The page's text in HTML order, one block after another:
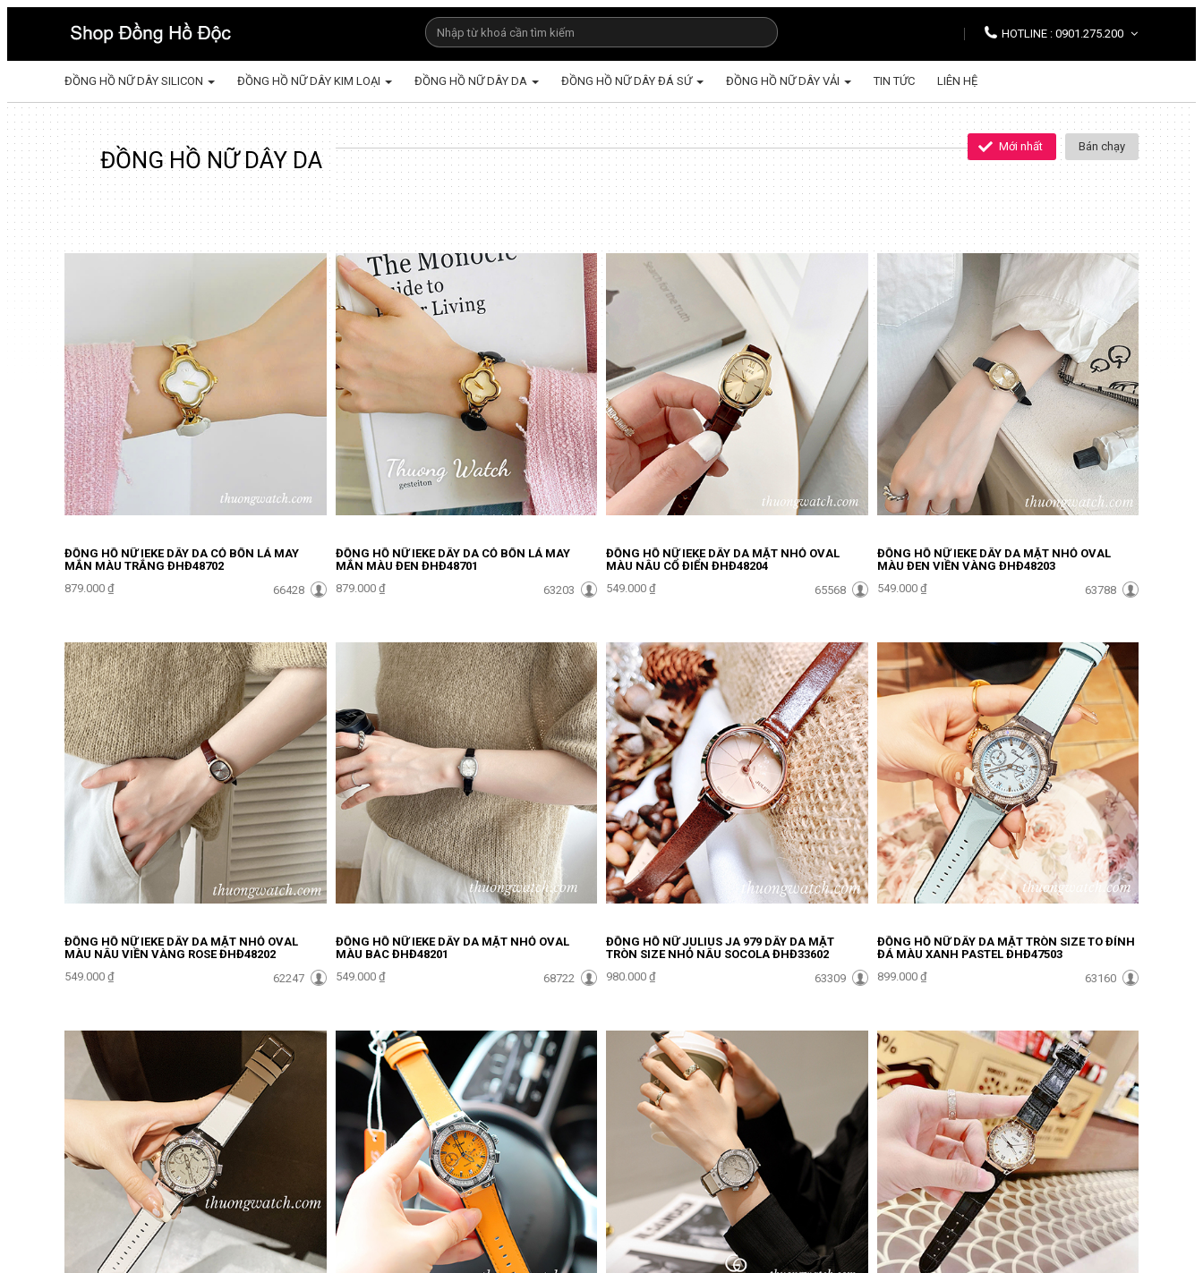
HOTLINE : 0901.275.200
ĐỒNG HỒ NỮ DÂY SILICON ĐỒNG HỒ NỮ DÂY KIM LOẠI ĐỒNG HỒ NỮ DÂY DA ĐỒNG HỒ NỮ DÂY ĐÁ SỨ ĐỒNG HỒ NỮ DÂY VẢI TIN TỨC LIÊN HỆ
ĐỒNG HỒ NỮ DÂY DA
Mới nhất Bán chạy
ĐỒNG HỒ NỮ IEKE DÂY DA CỎ BỐN LÁ MAY
MẮN MÀU TRẮNG ĐHĐ48702
879.000 ₫
66428
ĐỒNG HỒ NỮ IEKE DÂY DA CỎ BỐN LÁ MAY
MẮN MÀU ĐEN ĐHĐ48701
879.000 ₫
63203
ĐỒNG HỒ NỮ IEKE DÂY DA MẶT NHỎ OVAL
MÀU NÂU CỔ ĐIỂN ĐHĐ48204
549.000 ₫
65568
ĐỒNG HỒ NỮ IEKE DÂY DA MẶT NHỎ OVAL
MÀU ĐEN VIỀN VÀNG ĐHĐ48203
549.000 ₫
63788
ĐỒNG HỒ NỮ IEKE DÂY DA MẶT NHỎ OVAL
MÀU NÂU VIỀN VÀNG ROSE ĐHĐ48202
549.000 ₫
62247
ĐỒNG HỒ NỮ IEKE DÂY DA MẶT NHỎ OVAL
MÀU BẠC ĐHĐ48201
549.000 ₫
68722
ĐỒNG HỒ NỮ JULIUS JA 979 DÂY DA MẶT
TRÒN SIZE NHỎ NÂU SOCOLA ĐHĐ33602
980.000 ₫
63309
ĐỒNG HỒ NỮ DÂY DA MẶT TRÒN SIZE TO ĐÍNH
ĐÁ MÀU XANH PASTEL ĐHĐ47503
899.000 ₫
63160